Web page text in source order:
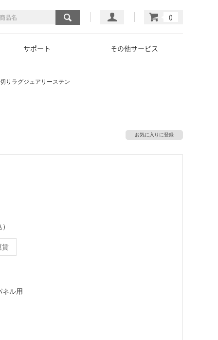
マイページ
カート
サポート その他サービス
りラグジュアリーステン
お気に入りに登録
賃
ル用